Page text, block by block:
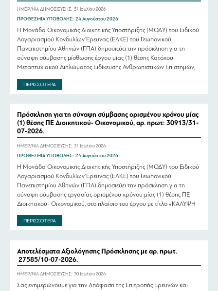
ΗΜΕΡ/ΝΙΑ ΔΗΜΟΣΙΕΥΣΗΣ: 31 Ιουλίου 2026
ΠΡΟΘΕΣΜΙΑ ΥΠΟΒΟΛΗΣ: 24 Αυγούστου 2026
Η Μονάδα Οικονομικής Διοικητικής Υποστήριξης (ΜΟΔΥ) του Ειδικού
Λογαριασμού Κονδυλίων Έρευνας (ΕΛΚΕ) του Γεωπονικού
Πανεπιστημίου Αθηνών (ΓΠΑ) δημοσιεύει την πρόσκληση για τη
σύναψη σύμβασης μίσθωσης έργου μίας (1) θέσης Κατόχου
Μεταπτυχιακού Διπλώματος Ειδίκευσης Ανθρωπιστικών Επιστημών,
πλαίσιο της δράσης «Ευρωπαϊκά Πανεπιστήμια» και ειδικά στο EU-
CONEXUS […]
ΠΕΡΙΣΣΟΤΕΡΑ
Πρόσκληση για τη σύναψη σύμβασης ορισμένου χρόνου μίας
(1) θέσης ΠΕ Διοικητικού- Οικονομικού, αρ. πρωτ: 30913/31-
07-2026.
ΗΜΕΡ/ΝΙΑ ΔΗΜΟΣΙΕΥΣΗΣ: 31 Ιουλίου 2026
ΠΡΟΘΕΣΜΙΑ ΥΠΟΒΟΛΗΣ: 24 Αυγούστου 2026
Η Μονάδα Οικονομικής Διοικητικής Υποστήριξης (ΜΟΔΥ) του Ειδικού
Λογαριασμού Κονδυλίων Έρευνας (ΕΛΚΕ) του Γεωπονικού
Πανεπιστημίου Αθηνών (ΓΠΑ) δημοσιεύει την πρόσκληση για τη
σύναψη σύμβασης εργασίας ορισμένου χρόνου μίας (1) θέσης ΠΕ
Διοικητικού- Οικονομικού, στο πλαίσιο του έργου με τίτλο «ΚΑΛΥΨΗ
80526 και Επιστ. Υπεύθυνο τον κ. Θωμά […]
ΠΕΡΙΣΣΟΤΕΡΑ
Αποτελέσματα Αξιολόγησης Πρόσκλησης με αρ. πρωτ.
27585/10-07-2026.
ΗΜΕΡ/ΝΙΑ ΔΗΜΟΣΙΕΥΣΗΣ: 30 Ιουλίου 2026
Σας ενημερώνουμε για την Απόφαση της Επιτροπής Ερευνών και